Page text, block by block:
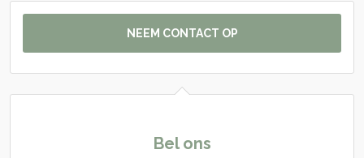
NEEM CONTACT OP
Bel ons